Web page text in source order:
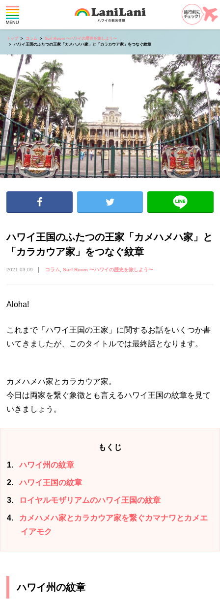
トップ コラム
Surf Room 〜ハワイの歴史を旅しよう〜
ハワイ王国のふたつの王家「カメハメハ家」と「カラカウア家」をつなぐ紋章
ハワイ王国のふたつの王家「カメハメハ家」と
「カラカウア家」をつなぐ紋章
2021.03.09 コラム Surf Room 〜ハワイの歴史を旅しよう〜
Aloha!
これまで「ハワイ王国の王家」に関するお話をいくつか書
いてきましたが、このタイトルでは最終話となります。
カメハメハ家とカラカウア家。
今日は両家を繋ぐ象徴とも言えるハワイ王国の紋章を見て
いきましょう。
もくじ
1 ハワイ州の紋章
2 ハワイ王国の紋章
3 ロイヤルモザリアムのハワイ王国の紋章
4
カメハメハ家とカラカウア家を繋ぐカマナワとカメエ
イアモク
ハワイ州の紋章